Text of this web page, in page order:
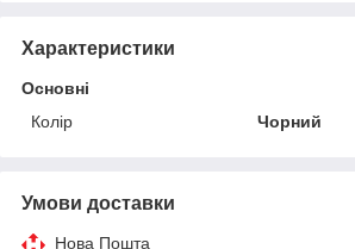
Характеристики
Основні
Колір
Чорний
Умови доставки
Нова Пошта